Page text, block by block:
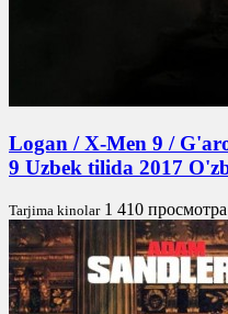
Logan / X-Men 9 /
9 Uzbek tilida 2017
Tarjima kinolar 1 410 просмотра